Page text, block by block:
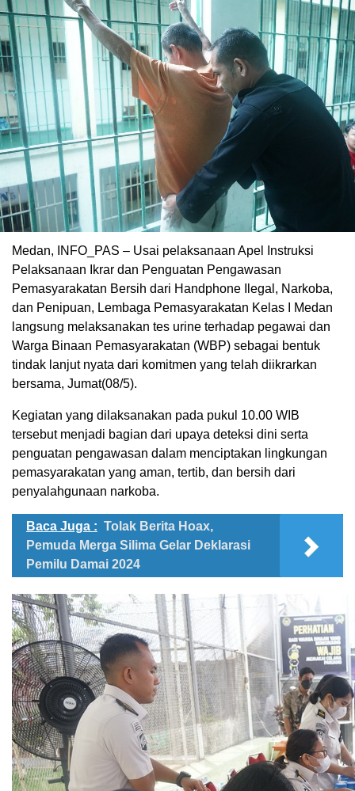
Medan, INFO_PAS – Usai pelaksanaan Apel Instruksi
Pelaksanaan Ikrar dan Penguatan Pengawasan
Pemasyarakatan Bersih dari Handphone Ilegal, Narkoba,
dan Penipuan, Lembaga Pemasyarakatan Kelas I Medan
langsung melaksanakan tes urine terhadap pegawai dan
Warga Binaan Pemasyarakatan (WBP) sebagai bentuk
tindak lanjut nyata dari komitmen yang telah diikrarkan
bersama, Jumat(08/5).
Kegiatan yang dilaksanakan pada pukul 10.00 WIB
tersebut menjadi bagian dari upaya deteksi dini serta
penguatan pengawasan dalam menciptakan lingkungan
pemasyarakatan yang aman, tertib, dan bersih dari
penyalahgunaan narkoba.
Baca Juga : Tolak Berita Hoax,
Pemuda Merga Silima Gelar Deklarasi
Pemilu Damai 2024